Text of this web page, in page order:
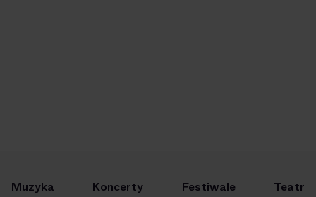
Muzyka Koncerty Festiwale Teatr